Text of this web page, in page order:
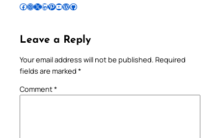
Follow Pradeep on Facebook Follow Pradeep on InstagramFollow Pradeep on X Follow Pradeep on LinkedIn Follow Pradeep on Pinterest Subscribe to Pradeep’s Youtube Channel Follow Pradeep on WordPress Follow Pradeep on GitHub
Leave a Reply
Your email address will not be published. Required
fields are marked *
Comment*